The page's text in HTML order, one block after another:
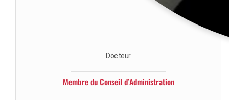
Docteur
Membre du Conseil d’Administration